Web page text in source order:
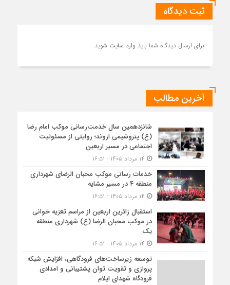
ثبت دیدگاه
برای ارسال دیدگاه شما باید وارد سایت شوید.
آخرین مطالب
شانزدهمین سال خدمت‌رسانی موکب امام رضا
(ع) پتروشیمی اروند؛ روایتی از مسئولیت
اجتماعی در مسیر اربعین
خدمات رسانی موکب محبان الرضای شهرداری
منطقه ۴ در مسیر مشایه
استقبال زائرین اربعین از مراسم تعزیه خوانی
در موکب محبان الرضا (ع) شهرداری منطقه
یک
توسعه زیرساخت‌های فرودگاهی، افزایش شبکه
پروازی و تقویت توان پشتیبانی و امدادی
فرودگاه شهدای ایلام